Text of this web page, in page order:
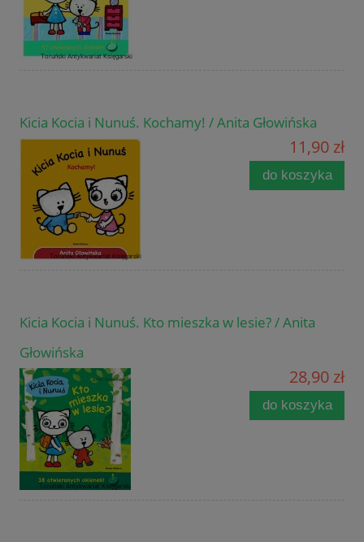
Kicia Kocia i Nunuś. Kochamy! / Anita Głowińska
11,90 zł
do koszyka
Kicia Kocia i Nunuś. Kto mieszka w lesie? / Anita
Głowińska
28,90 zł
do koszyka